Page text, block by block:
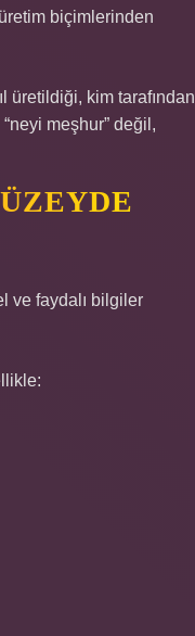
biçimlerinden
üretildiği, kim tarafından
meşhur” değil,
ve faydalı bilgiler